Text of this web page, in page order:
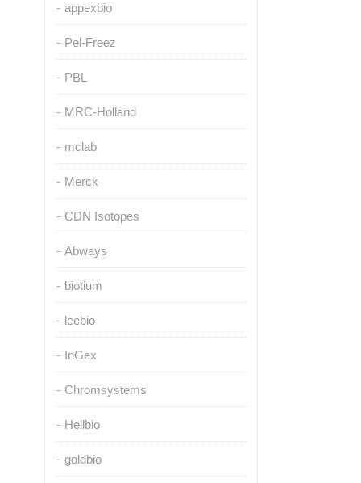
appexbio
Pel-Freez
PBL
MRC-Holland
mclab
Merck
CDN Isotopes
Abways
biotium
leebio
InGex
Chromsystems
Hellbio
goldbio